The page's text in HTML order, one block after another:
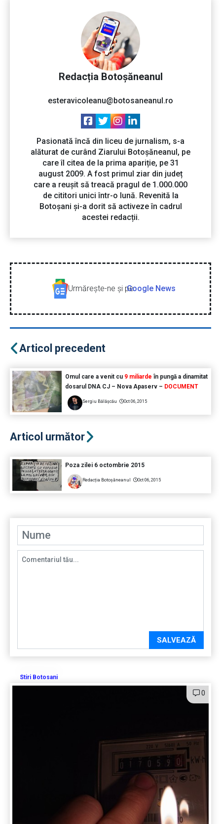
Redacția Botoșăneanul
esteravicoleanu@botosaneanul.ro
Pasionată încă din liceu de jurnalism, s-a
alăturat de curând Ziarului Botoșăneanul, pe
care îl citea de la prima apariție, pe 31
august 2009. A fost primul ziar din județ
care a reușit să treacă pragul de 1.000.000
de cititori unici într-o lună. Revenită la
Botoșani și-a dorit să activeze în cadrul
acestei redacții.
Urmăreşte-ne şi peGoogle News
Articol precedent
Omul care a venit cu9 miliarde în pungă a dinamitat
dosarul DNA CJ – Nova Apaserv – DOCUMENT
Sergiu Bălășcău Oct 06, 2015
Articol următor
Poza zilei 6 octombrie 2015
Redacția Botoșăneanul Oct 06, 2015
SALVEAZĂ
Stiri Botosani
0